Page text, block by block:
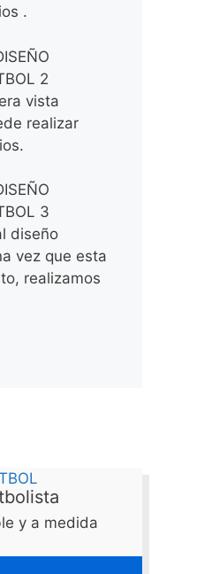
.
vista
realizar
diseño
vez que esta
realizamos
y a medida